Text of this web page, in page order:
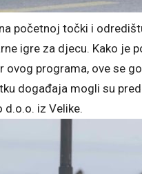
početnoj točki i
igre za djecu. Kako je
programa, ove se
događaja mogli su
d.o.o. iz Velike.